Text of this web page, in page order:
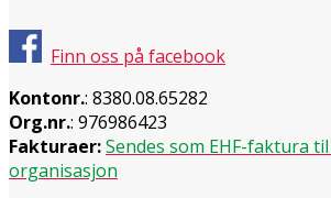
Finn oss på facebook
Kontonr.: 8380.08.65282
Org.nr.: 976986423
Fakturaer:Sendes som EHF-faktura
organisasjon